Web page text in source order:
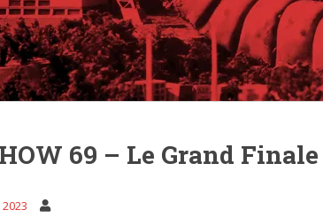
69 – Le Grand Finale